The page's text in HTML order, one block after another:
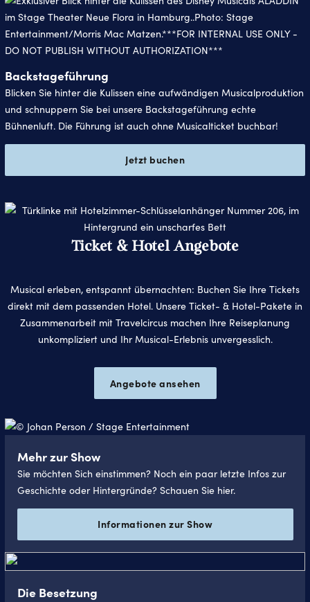
Backstageführung
Blicken Sie hinter die Kulissen eine aufwändigen Musicalproduktion
und schnuppern Sie bei unsere Backstageführung echte
Bühnenluft. Die Führung ist auch ohne Musicalticket buchbar!
Jetzt buchen
Ticket & Hotel Angebote
Musical erleben, entspannt übernachten: Buchen Sie Ihre Tickets
direkt mit dem passenden Hotel. Unsere Ticket- & Hotel-Pakete in
Zusammenarbeit mit Travelcircus machen Ihre Reiseplanung
unkompliziert und Ihr Musical-Erlebnis unvergesslich.
Angebote ansehen
Mehr zur Show
Sie möchten Sich einstimmen? Noch ein paar letzte Infos zur
Geschichte oder Hintergründe? Schauen Sie hier.
Informationen zur Show
Die Besetzung